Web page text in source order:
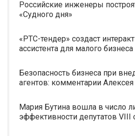
Российские инженеры
«Судного дня»
«РТС-тендер» создаст
ассистента для малого бизнеса
Безопасность бизнеса при
агентов: комментарии
Мария Бутина вошла в число
эффективности депутатов VIII